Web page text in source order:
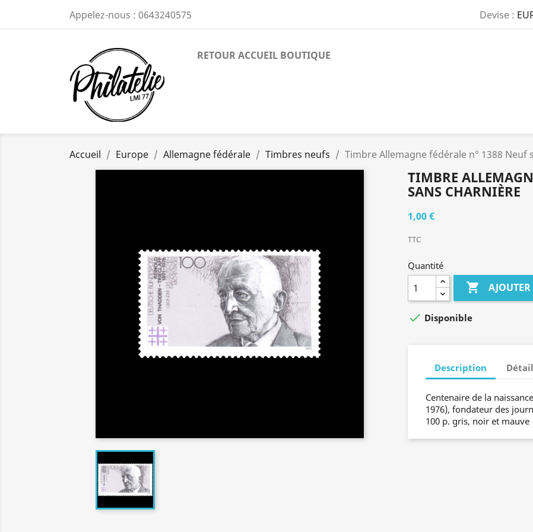
Appelez-nous : 0643240575 Devise :
RETOUR ACCUEIL BOUTIQUE
Accueil Europe Allemagne fédérale Timbres neufs Timbre Allemagne fédérale n° 1388 Neuf
TIMBRE
SANS CHARNIÈRE
1,00 €
TTC
Quantité

 Disponible
Description
Centenaire de la
1976), fondateur des
100 p. gris, noir et mauve